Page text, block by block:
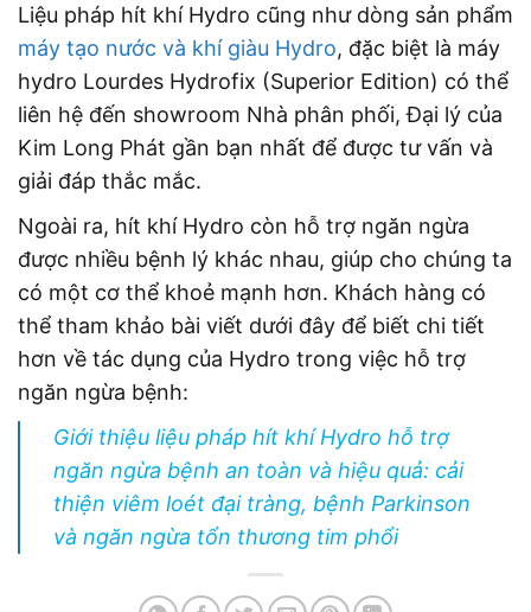
Liệu pháp hít khí Hydro cũng như dòng sản phẩm
máy tạo nước và khí giàu Hydro, đặc biệt là máy
hydro Lourdes Hydrofix (Superior Edition) có thể
liên hệ đến showroom Nhà phân phối, Đại lý của
Kim Long Phát gần bạn nhất để được tư vấn và
giải đáp thắc mắc.
Ngoài ra, hít khí Hydro còn hỗ trợ ngăn ngừa
được nhiều bệnh lý khác nhau, giúp cho chúng ta
có một cơ thể khoẻ mạnh hơn. Khách hàng có
thể tham khảo bài viết dưới đây để biết chi tiết
hơn về tác dụng của Hydro trong việc hỗ trợ
ngăn ngừa bệnh:
Giới thiệu liệu pháp hít khí Hydro hỗ trợ
ngăn ngừa bệnh an toàn và hiệu quả: cải
thiện viêm loét đại tràng, bệnh Parkinson
và ngăn ngừa tổn thương tim phổi